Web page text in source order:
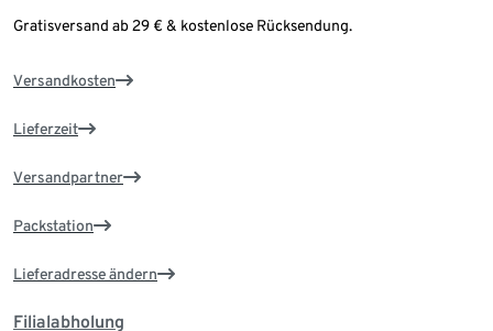
Gratisversand ab 29 € & kostenlose Rücksendung.
Versandkosten
Lieferzeit
Versandpartner
Packstation
Lieferadresse ändern
Filialabholung